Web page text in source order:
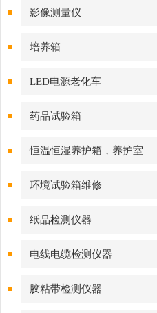
影像测量仪
培养箱
LED电源老化车
药品试验箱
恒温恒湿养护箱，养护室
环境试验箱维修
纸品检测仪器
电线电缆检测仪器
胶粘带检测仪器